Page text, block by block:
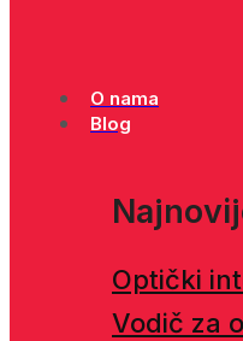
O nama
Blog
Optički
Vodič za